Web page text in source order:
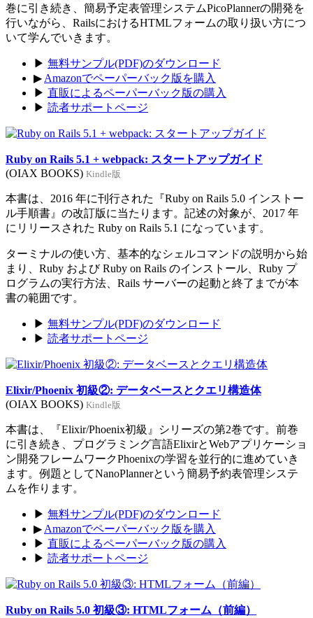
巻に引き続き、簡易予定表管理システムPicoPlannerの開発を
行いながら、RailsにおけるHTMLフォームの取り扱い方につ
いて学んでいきます。
▶ 無料サンプル(PDF)のダウンロード
▶ Amazonでペーパーバック版を購入
▶ 直販によるペーパーバック版の購入
▶ 読者サポートページ
Ruby on Rails 5.1 + webpack: スタートアップガイド
(OIAX BOOKS) Kindle版
本書は、2016 年に刊行された『Ruby on Rails 5.0 インストー
ル手順書』の改訂版に当たります。記述の対象が、2017 年
にリリースされた Ruby on Rails 5.1 になっています。
ターミナルの使い方、基本的なシェルコマンドの説明から始
まり、Ruby および Ruby on Rails のインストール、Ruby プ
ログラムの実行方法、Rails サーバーの起動と終了までが本
書の範囲です。
▶ 無料サンプル(PDF)のダウンロード
▶ 読者サポートページ
Elixir/Phoenix 初級②: データベースとクエリ構造体
(OIAX BOOKS) Kindle版
本書は、『Elixir/Phoenix初級』シリーズの第2巻です。前巻
に引き続き、プログラミング言語ElixirとWebアプリケーショ
ン開発フレームワークPhoenixの学習を並行的に進めていき
ます。例題としてNanoPlannerという簡易予約表管理システ
ムを作ります。
▶ 無料サンプル(PDF)のダウンロード
▶ Amazonでペーパーバック版を購入
▶ 直販によるペーパーバック版の購入
▶ 読者サポートページ
Ruby on Rails 5.0 初級③: HTMLフォーム（前編）